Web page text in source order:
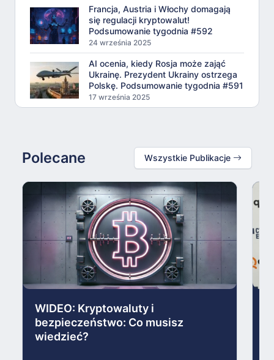
Francja, Austria i Włochy domagają
się regulacji kryptowalut!
Podsumowanie tygodnia #592
24 września 2025
AI ocenia, kiedy Rosja może zająć
Ukrainę. Prezydent Ukrainy ostrzega
Polskę. Podsumowanie tygodnia #591
17 września 2025
Polecane Wszystkie Publikacje
WIDEO: Kryptowaluty i
bezpieczeństwo: Co musisz
wiedzieć?